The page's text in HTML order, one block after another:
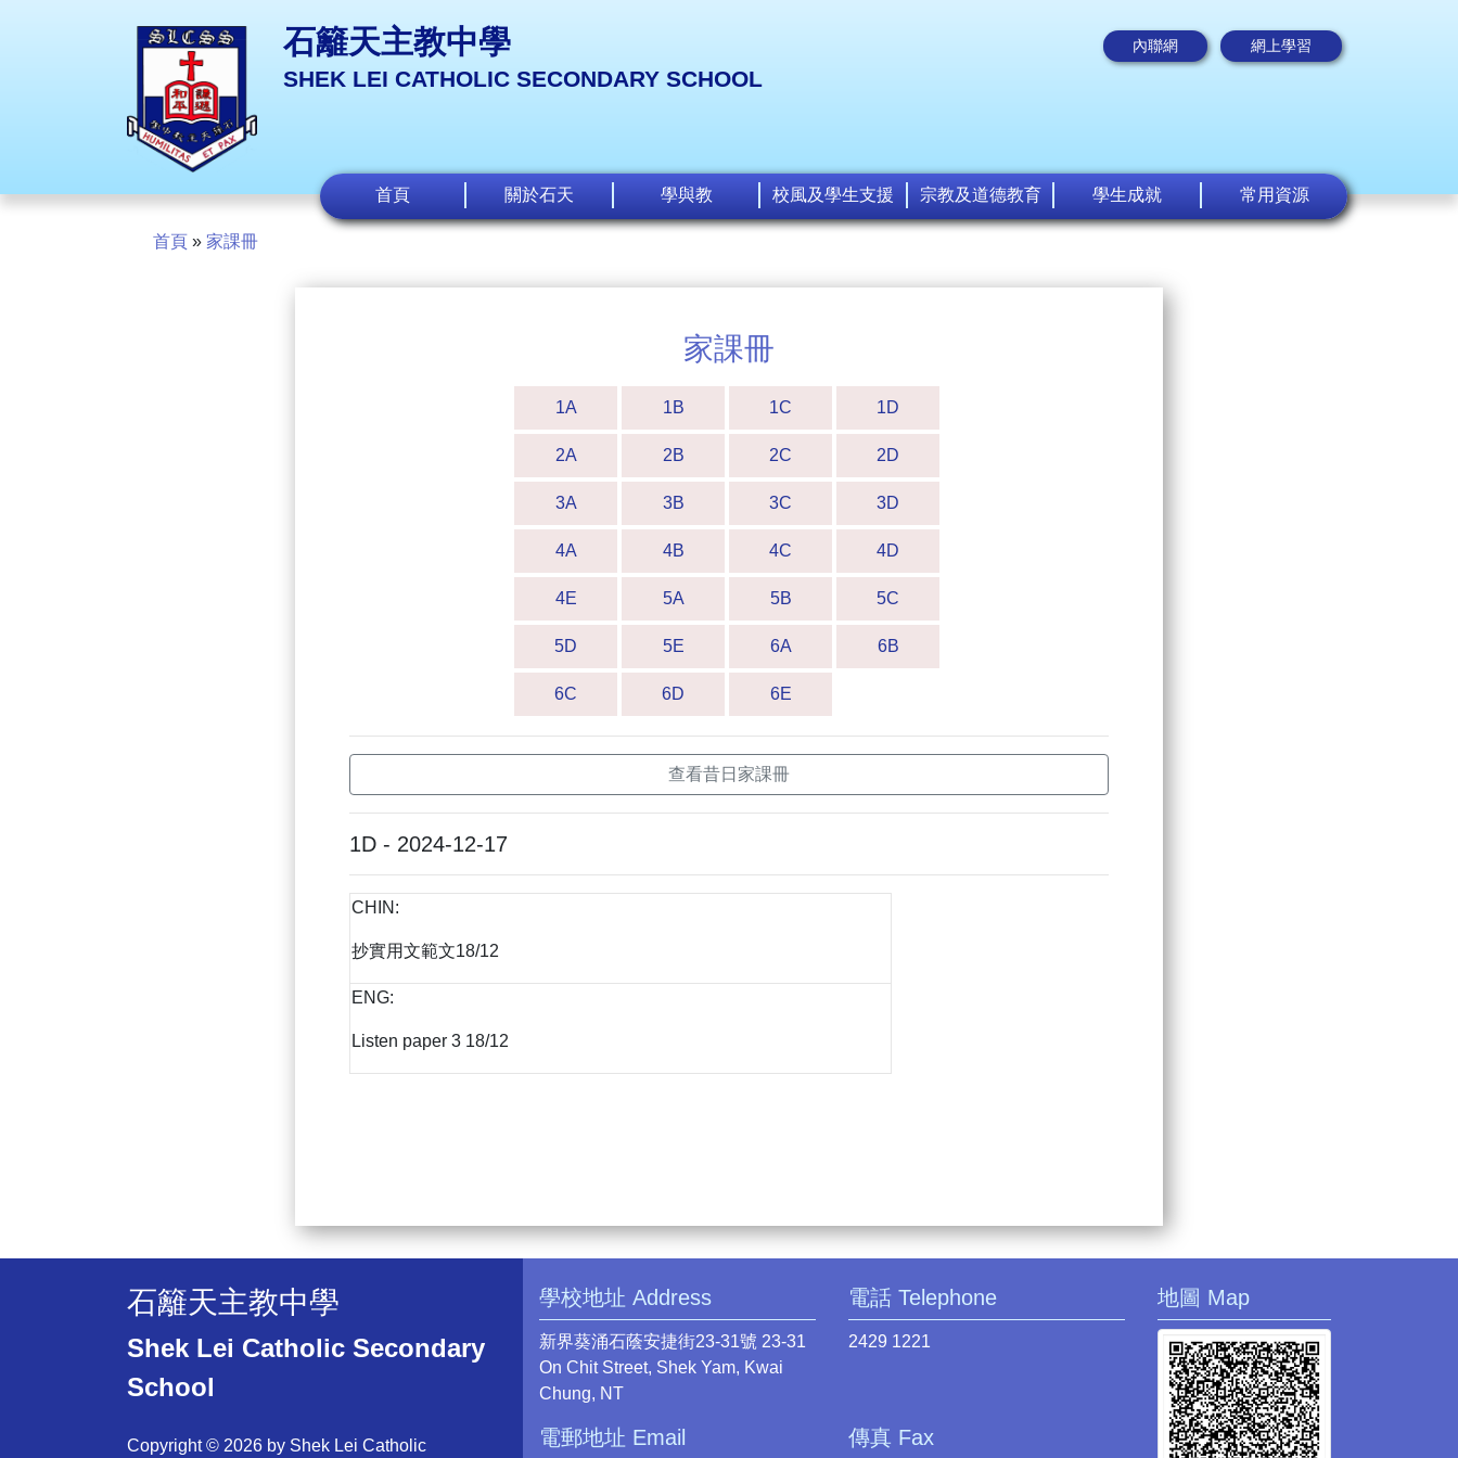
石籬天主教中學
SHEK LEI CATHOLIC SECONDARY SCHOOL
內聯網 網上學習
首頁 關於石天 學與教 校風及學生支援 宗教及道德教育 學生成就 常用資源
首頁 » 家課冊
家課冊
1A 1B 1C 1D
2A 2B 2C 2D
3A 3B 3C 3D
4A 4B 4C 4D
4E 5A 5B 5C
5D 5E 6A 6B
6C 6D 6E
查看昔日家課冊
1D - 2024-12-17
CHIN:
抄實用文範文18/12
ENG:
Listen paper 3 18/12
石籬天主教中學
Shek Lei Catholic Secondary
School
Copyright © 2026 by Shek Lei Catholic
學校地址 Address
新界葵涌石蔭安捷街23-31號 23-31
On Chit Street, Shek Yam, Kwai
Chung, NT
電話 Telephone
2429 1221
電郵地址 Email 傳真 Fax
地圖 Map